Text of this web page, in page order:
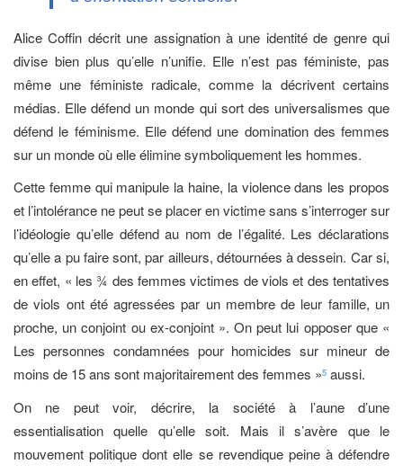
Alice Coffin décrit une assignation à une identité de genre qui
divise bien plus qu’elle n’unifie. Elle n’est pas féministe, pas
même une féministe radicale, comme la décrivent certains
médias. Elle défend un monde qui sort des universalismes que
défend le féminisme. Elle défend une domination des femmes
sur un monde où elle élimine symboliquement les hommes.
Cette femme qui manipule la haine, la violence dans les propos
et l’intolérance ne peut se placer en victime sans s’interroger sur
l’idéologie qu’elle défend au nom de l’égalité. Les déclarations
qu’elle a pu faire sont, par ailleurs, détournées à dessein. Car si,
en effet, « les ¾ des femmes victimes de viols et des tentatives
de viols ont été agressées par un membre de leur famille, un
proche, un conjoint ou ex-conjoint ». On peut lui opposer que «
Les personnes condamnées pour homicides sur mineur de
moins de 15 ans sont majoritairement des femmes »5 aussi.
On ne peut voir, décrire, la société à l’aune d’une
essentialisation quelle qu’elle soit. Mais il s’avère que le
mouvement politique dont elle se revendique peine à défendre